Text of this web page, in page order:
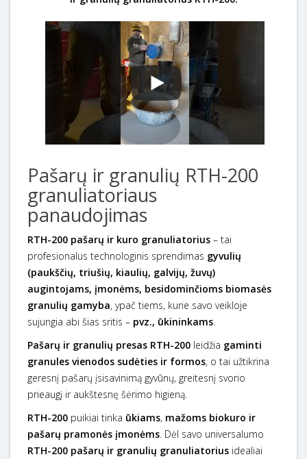
Pašarų ir granulių RTH-200
granuliatoriaus
panaudojimas
RTH-200 pašarų ir kuro granuliatorius – tai
profesionalus technologinis sprendimas gyvulių
(paukščių, triušių, kiaulių, galvijų, žuvų)
augintojams, įmonėms, besidominčioms biomasės
granulių gamyba, ypač tiems, kurie savo veikloje
sujungia abi šias sritis – pvz., ūkininkams
Pašarų ir granulių presas RTH-200 leidžia gaminti
granules vienodos sudėties ir formos, o tai užtikrina
geresnį pašarų įsisavinimą gyvūnų, greitesnį svorio
prieaugį ir aukštesnę šėrimo higieną.
RTH-200 puikiai tinka ūkiams, mažoms biokuro ir
pašarų pramonės įmonėms . Dėl savo universalumo
RTH-200 pašarų ir granulių granuliatorius idealiai